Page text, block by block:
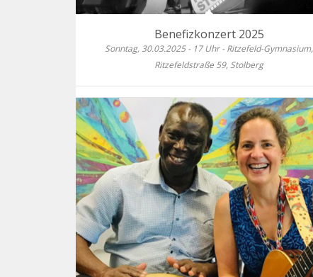
Benefizkonzert 2025
Sonntag, 30.03.2025 - 17 Uhr - Ritzefeld-Gymnasium,
Ritzefeldstraße 59, Stolberg